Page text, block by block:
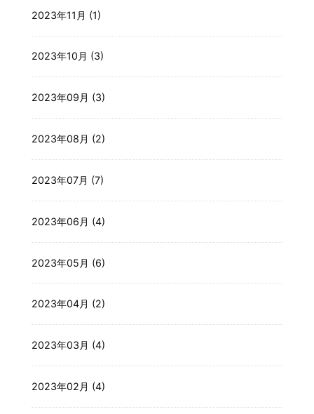
2023年11月 (1)
2023年10月 (3)
2023年09月 (3)
2023年08月 (2)
2023年07月 (7)
2023年06月 (4)
2023年05月 (6)
2023年04月 (2)
2023年03月 (4)
2023年02月 (4)